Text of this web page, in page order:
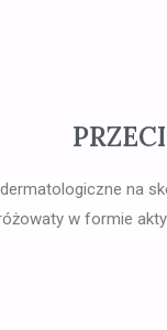
na
w formie